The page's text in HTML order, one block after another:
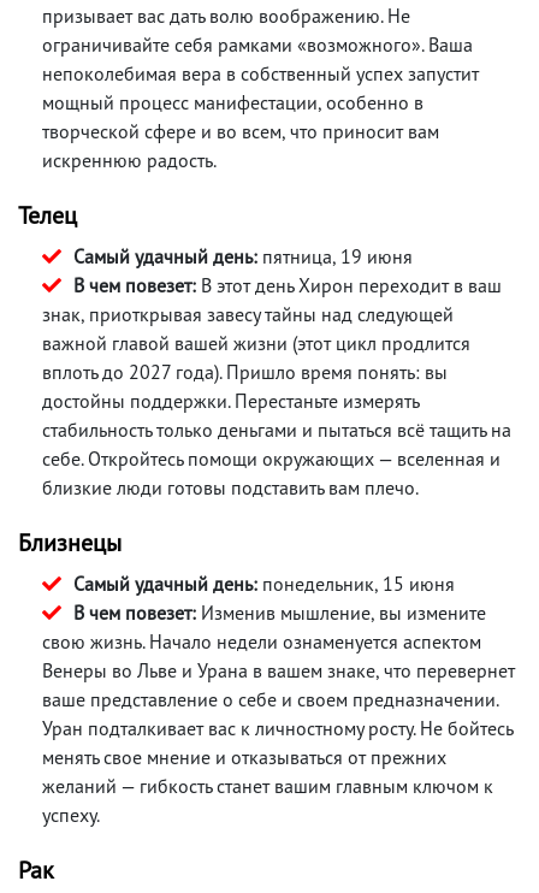
призывает вас дать волю воображению. Не
ограничивайте себя рамками «возможного». Ваша
непоколебимая вера в собственный успех запустит
мощный процесс манифестации, особенно в
творческой сфере и во всем, что приносит вам
искреннюю радость.
Телец
Самый удачный день: пятница, 19 июня
В чем повезет: В этот день Хирон переходит в ваш
знак, приоткрывая завесу тайны над следующей
важной главой вашей жизни (этот цикл продлится
вплоть до 2027 года). Пришло время понять: вы
достойны поддержки. Перестаньте измерять
стабильность только деньгами и пытаться всё тащить на
себе. Откройтесь помощи окружающих — вселенная и
близкие люди готовы подставить вам плечо.
Близнецы
Самый удачный день: понедельник, 15 июня
В чем повезет: Изменив мышление, вы измените
свою жизнь. Начало недели ознаменуется аспектом
Венеры во Льве и Урана в вашем знаке, что перевернет
ваше представление о себе и своем предназначении.
Уран подталкивает вас к личностному росту. Не бойтесь
менять свое мнение и отказываться от прежних
желаний — гибкость станет вашим главным ключом к
успеху.
Рак